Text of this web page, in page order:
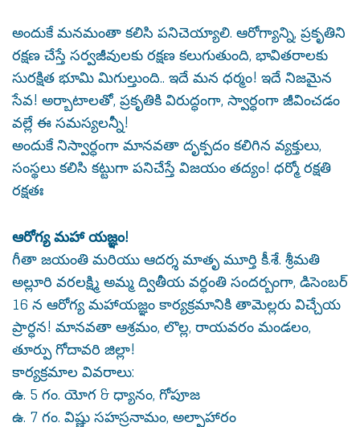
అందుకే మనమంతా కలిసి పనిచెయ్యాలి. ఆరోగ్యాన్ని, ప్రకృతిని
రక్షణ చేస్తే సర్వజీవులకు రక్షణ కలుగుతుంది, భావితరాలకు
సురక్షిత భూమి మిగుల్తుంది.. ఇదే మన ధర్మం! ఇదే నిజమైన
సేవ! అర్బాటాలతో, ప్రకృతికి విరుద్ధంగా, స్వార్ధంగా జీవించడం
వల్లే ఈ సమస్యలన్నీ!
అందుకే నిస్వార్ధంగా మానవతా దృక్పదం కలిగిన వ్యక్తులు,
సంస్థలు కలిసి కట్టుగా పనిచేస్తే విజయం తద్యం! ధర్మో రక్షతి
రక్షతః
ఆరోగ్య మహా యజ్ఞం!
గీతా జయంతి మరియు ఆదర్శ మాతృ మూర్తి కీ.శే. శ్రీమతి
అల్లూరి వరలక్ష్మి అమ్మ ద్వితీయ వర్ధంతి సందర్బంగా, డిసెంబర్
16 న ఆరోగ్య మహాయజ్ఞం కార్యక్రమానికి తామెల్లరు విచ్చేయ
ప్రార్ధన! మానవతా ఆశ్రమం, లొల్ల, రాయవరం మండలం,
తూర్పు గోదావరి జిల్లా!
కార్యక్రమాల వివరాలు:
ఉ. 5 గం. యోగ & ధ్యానం, గోపూజ
ఉ. 7 గం. విష్ణు సహస్రనామం, అల్పాహారం